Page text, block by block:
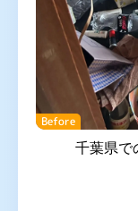
Before
千葉県で